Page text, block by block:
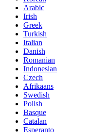
Arabic
Irish
Greek
Turkish
Italian
Danish
Romanian
Indonesian
Czech
Afrikaans
Swedish
Polish
Basque
Catalan
Esperanto